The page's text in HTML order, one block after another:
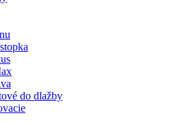
do dlažby